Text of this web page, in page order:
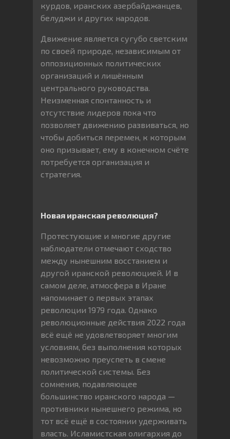
курдов, иранских азербайджанцев,
белуджи и других народов.
Движение является сугубо светским
по своей природе, независимым от
оппозиционных политических
организаций и лишённым
центрального руководства.
Неизменная спонтанность и
отсутствие лидеров пока что
позволяет движению развиваться, но
чтобы добиться перемен, к которым
оно призывает, ему в конечном счёте
потребуется организация и
стратегия.
Новая иранская революция?
Протестующие и многие другие
наблюдатели отмечают сходство
между нынешним восстанием и
другой иранской революцией. И в
самом деле, атмосфера в Иране
напоминает о первых этапах
революции 1979 года. Однако
революционные действия 2022 года
всё ещё не удовлетворяет многим
условиям, без выполнения которых
невозможно преуспеть в смене
политической системы. Без
сомнения, подавляющее
большинство иранского народа —
противники нынешнего режима, но
тот всё ещё в состоянии удерживать
власть. Исламистская олигархия до